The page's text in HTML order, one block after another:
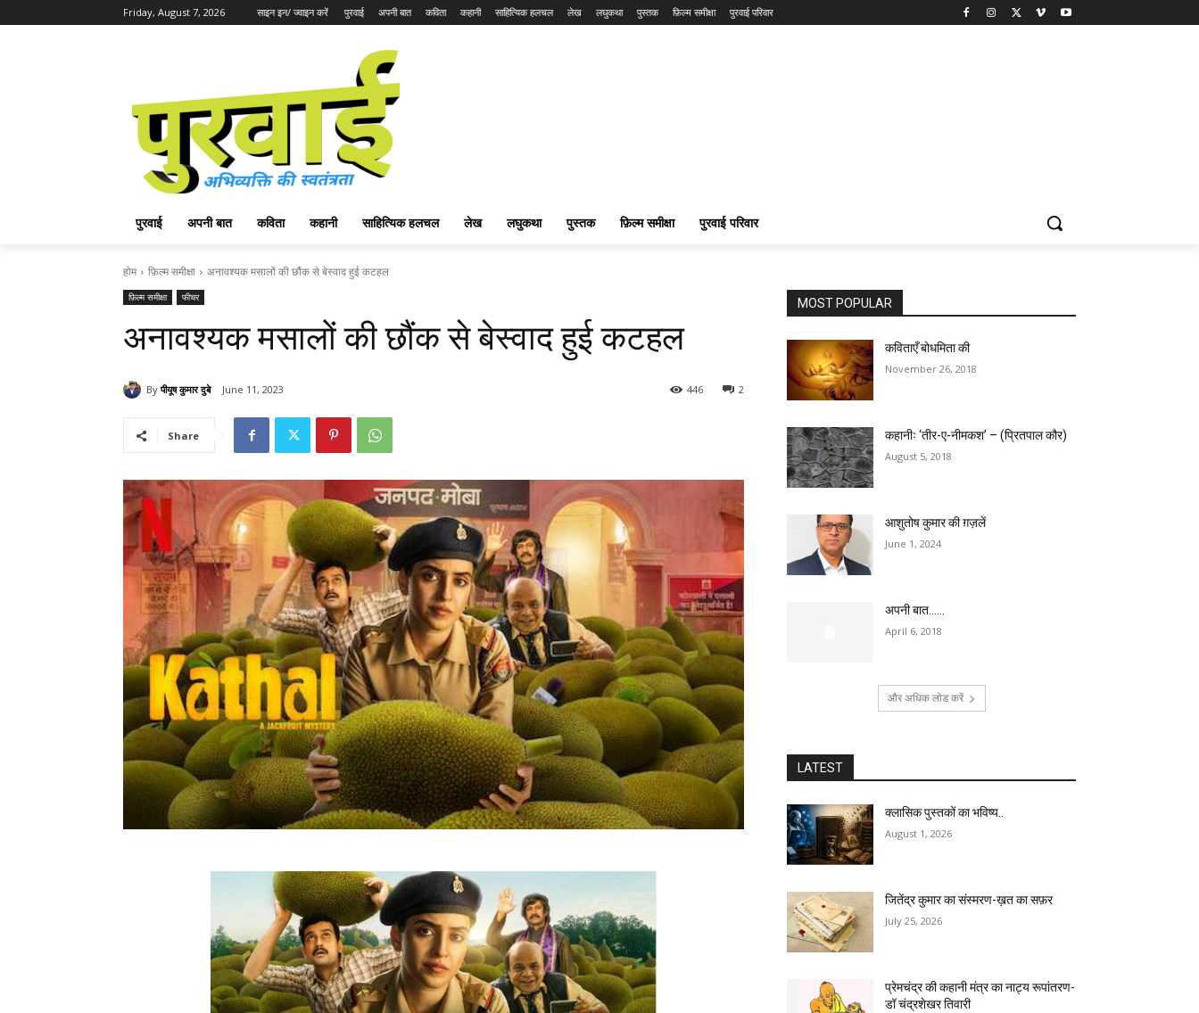
Friday, August 7, 2026 साइन इन/ ज्वाइन करें पुरवाई अपनी बात कविता कहानी साहित्यिक हलचल लेख लघुकथा पुस्तक फ़िल्म समीक्षा पुरवाई परिवार
पुरवाई अपनी बात कविता कहानी साहित्यिक हलचल लेख लघुकथा पुस्तक फ़िल्म समीक्षा पुरवाई परिवार
होम फ़िल्म समीक्षा अनावश्यक मसालों की छौंक से बेस्वाद हुई कटहल
फ़िल्म समीक्षा फीचर
अनावश्यक मसालों की छौंक से बेस्वाद हुई कटहल
By पीयूष कुमार दुबे June 11, 2023 2
446
Share
MOST POPULAR
कविताएँ बोधमिता की
November 26, 2018
कहानीः ‘तीर-ए-नीमकश’ – (प्रितपाल कौर)
August 5, 2018
आशुतोष कुमार की ग़ज़लें
June 1, 2024
अपनी बात……
April 6, 2018
और अधिक लोड करें
LATEST
क्लासिक पुस्तकों का भविष्य..
August 1, 2026
जितेंद्र कुमार का संस्मरण-ख़त का सफ़र
July 25, 2026
प्रेमचंद्र की कहानी मंत्र का नाट्य रूपांतरण-
डॉ चंद्रशेखर तिवारी